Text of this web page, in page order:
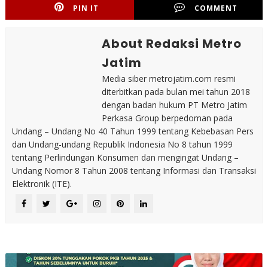
PIN IT COMMENT
About Redaksi Metro
Jatim
Media siber metrojatim.com resmi
diterbitkan pada bulan mei tahun 2018
dengan badan hukum PT Metro Jatim
Perkasa Group berpedoman pada
Undang – Undang No 40 Tahun 1999 tentang Kebebasan Pers
dan Undang-undang Republik Indonesia No 8 tahun 1999
tentang Perlindungan Konsumen dan mengingat Undang –
Undang Nomor 8 Tahun 2008 tentang Informasi dan Transaksi
Elektronik (ITE).